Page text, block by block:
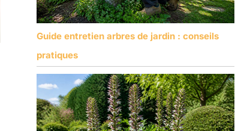
Guide entretien arbres de jardin : conseils
pratiques